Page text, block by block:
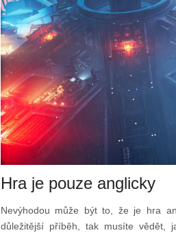
Hra je pouze anglicky
Nevýhodou může být to, že je hra
důležitější příběh, tak musíte vědět,